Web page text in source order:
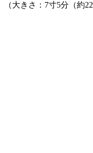
（大きさ：7寸5分（約